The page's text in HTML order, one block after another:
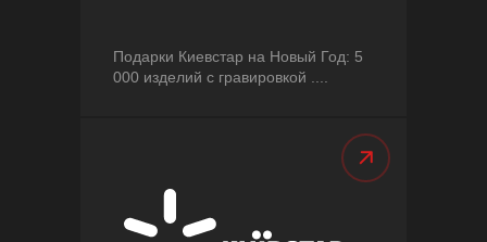
Подарки Киевстар на Новый Год: 5
000 изделий с гравировкой ....